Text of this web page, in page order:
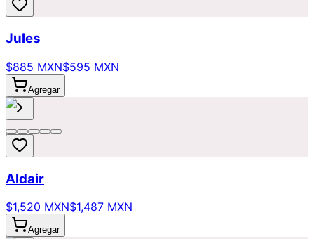
Jules
$885 MXN$595 MXN
Agregar
Aldair
$1,520 MXN$1,487 MXN
Agregar